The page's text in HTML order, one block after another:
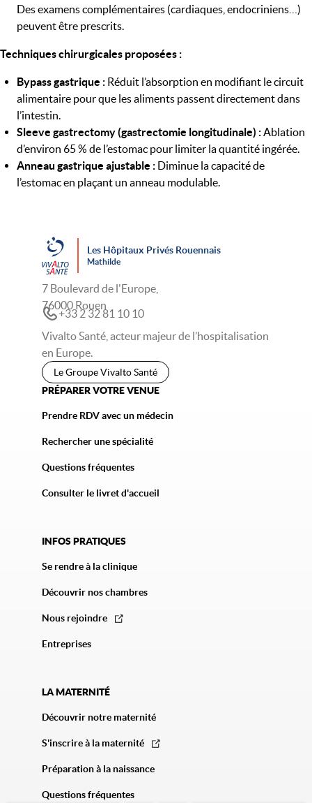
Des examens complémentaires (cardiaques, endocriniens…)
peuvent être prescrits.
Techniques chirurgicales proposées :
Bypass gastrique : Réduit l’absorption en modifiant le circuit
alimentaire pour que les aliments passent directement dans
l’intestin.
Sleeve gastrectomy (gastrectomie longitudinale) :Ablation
d’environ 65 % de l’estomac pour limiter la quantité ingérée.
Anneau gastrique ajustable : Diminue la capacité de
l’estomac en plaçant un anneau modulable.
Les Hôpitaux Privés Rouennais
Mathilde
7 Boulevard de l'Europe,
76000 Rouen
+33 2 32 81 10 10
Vivalto Santé, acteur majeur de l’hospitalisation
en Europe.
Le Groupe Vivalto Santé
PRÉPARER VOTRE VENUE
Prendre RDV avec un médecin
Rechercher une spécialité
Questions fréquentes
Consulter le livret d'accueil
INFOS PRATIQUES
Se rendre à la clinique
Découvrir nos chambres
Nous rejoindre
Entreprises
LA MATERNITÉ
Découvrir notre maternité
S'inscrire à la maternité
Préparation à la naissance
Questions fréquentes